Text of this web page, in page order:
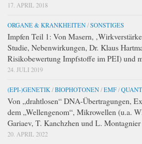
17. APRIL 2018
ORGANE & KRANKHEITEN/SONSTIGES
Impfen Teil 1: Von Masern,
Studie, Nebenwirkungen, Dr. Klaus
Risikobewertung Impfstoffe im PEI) und
24. JULI 2019
(EPI-)GENETIK /BIOPHOTONEN/EMF/
Von „drahtlosen“ DNA-Übertragungen,
dem „Wellengenom“, Mikrowellen (u.a.
Gariaev, T. Kanchzhen und L. Montagnier
20. APRIL 2022